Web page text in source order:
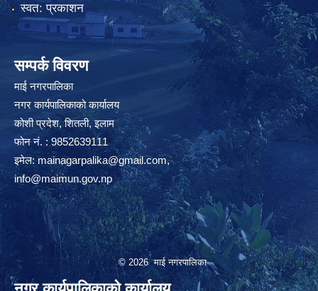
स्वत: प्रकाशन
सम्पर्क विवरण
माई नगरपालिका
नगर कार्यपालिकाको कार्यालय
कोशी प्रदेश, शितली, इलाम
फोन नं. : 9852639111
इमेल:mainagarpalika@gmail.com,
info@maimun.gov.np
© 2026 माई नगरपालिका